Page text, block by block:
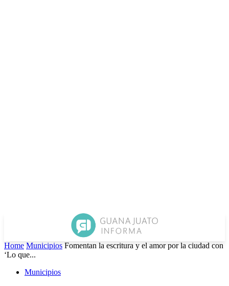
Home Municipios Fomentan la escritura y el amor por la ciudad con
‘Lo que...
Municipios